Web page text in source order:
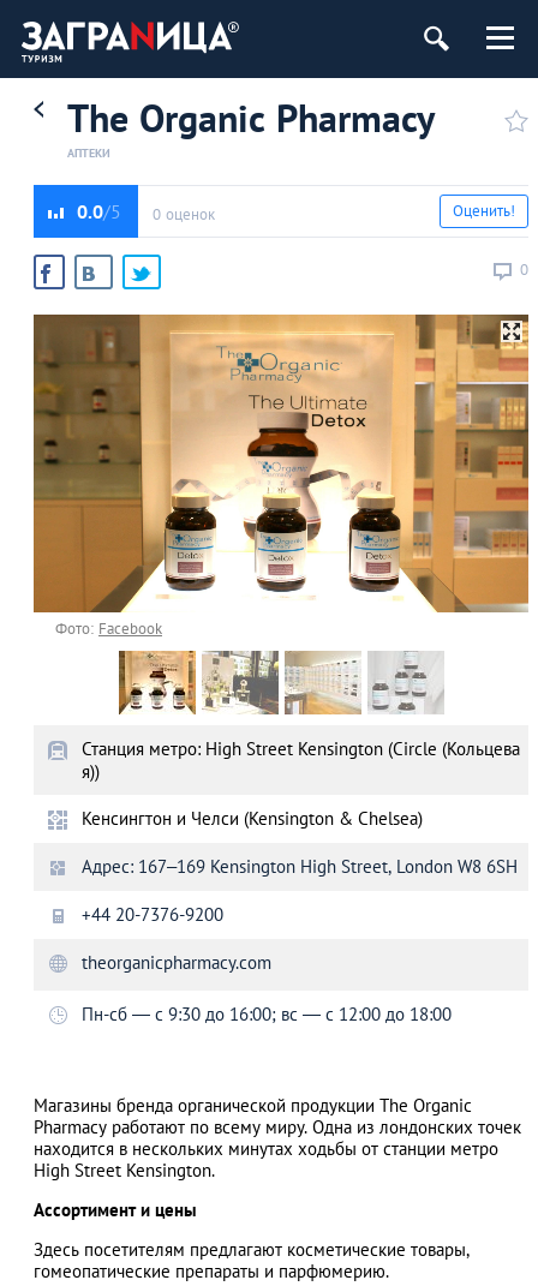
АЗАД
The Organic Pharmacy
АПТЕКИ
0.0 0 оценок
0
Оценить!
Фото: Facebook
Станция метро: High Street Kensington (Circle (Кольцева
я))
Кенсингтон и Челси (Kensington & Chelsea)
Адрес: 167–169 Kensington High Street, London W8 6SH
+44 20-7376-9200
theorganicpharmacy.com
Пн-сб ― с 9:30 до 16:00; вс ― с 12:00 до 18:00
Магазины бренда органической продукции The Organic
Pharmacy работают по всему миру. Одна из лондонских точек
находится в нескольких минутах ходьбы от станции метро
High Street Kensington.
Ассортимент и цены
Здесь посетителям предлагают косметические товары,
гомеопатические препараты и парфюмерию.